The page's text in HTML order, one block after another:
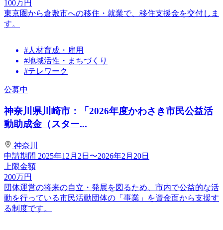
100万円
東京圏から倉敷市への移住・就業で、移住支援金を交付しま
す。
#人材育成・雇用
#地域活性・まちづくり
#テレワーク
公募中
神奈川県川崎市：「2026年度かわさき市民公益活
動助成金（スター...
神奈川
申請期間 2025年12月2日〜2026年2月20日
上限金額
200万円
団体運営の将来の自立・発展を図るため、市内で公益的な活
動を行っている市民活動団体の「事業」を資金面から支援す
る制度です。